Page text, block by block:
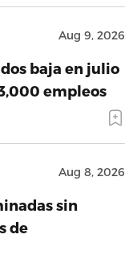
Aug 9, 2026
baja en julio
empleos
Aug 8, 2026
sin
de